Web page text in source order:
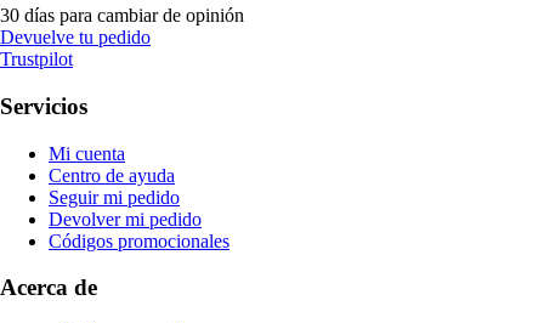
30 días para cambiar de opinión
Devuelve tu pedido
Trustpilot
Servicios
Mi cuenta
Centro de ayuda
Seguir mi pedido
Devolver mi pedido
Códigos promocionales
Acerca de